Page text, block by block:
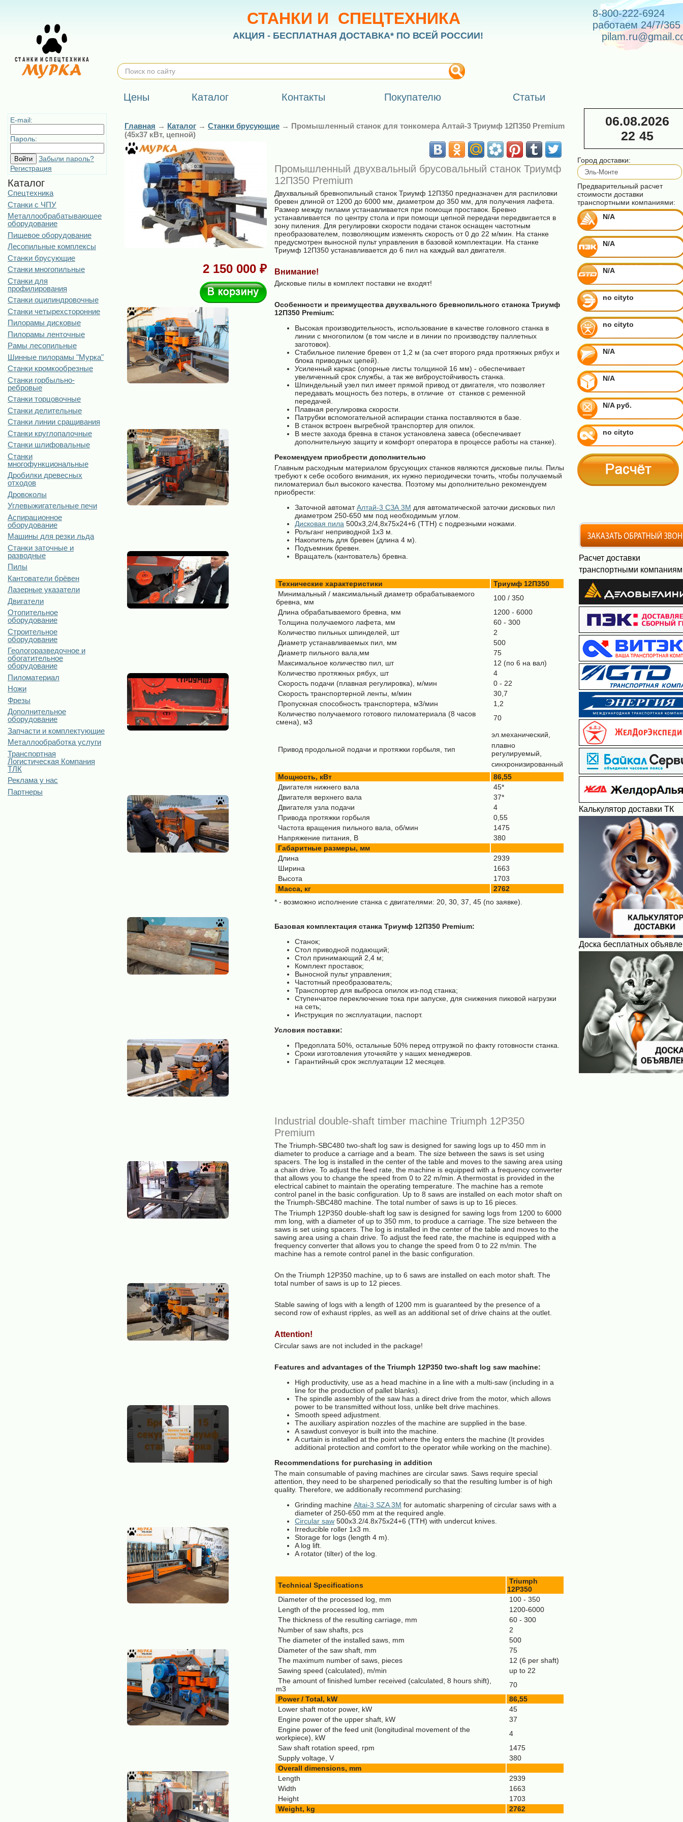
СТАНКИ И СПЕЦТЕХНИКА
АКЦИЯ - БЕСПЛАТНАЯ ДОСТАВКА* ПО ВСЕЙ РОССИИ!
8-800-222-6924
работаем 24/7/365
Цены Каталог Контакты Покупателю Статьи
E-mail:
Пароль:
Забыли пароль?
Регистрация
Каталог
Спецтехника
Станки с ЧПУ
Металлообрабатывающее
оборудование
Пищевое оборудование
Лесопильные комплексы
Станки брусующие
Станки многопильные
Станки для
профилирования
Станки оцилиндровочные
Станки четырехсторонние
Пилорамы дисковые
Пилорамы ленточные
Рамы лесопильные
Шинные пилорамы "Мурка"
Станки кромкообрезные
Станки горбыльно-
ребровые
Станки торцовочные
Станки делительные
Станки линии сращивания
Станки круглопалочные
Станки шлифовальные
Станки
многофункциональные
Дробилки древесных
отходов
Дровоколы
Углевыжигательные печи
Аспирационное
оборудование
Машины для резки льда
Станки заточные и
разводные
Пилы
Кантователи брёвен
Лазерные указатели
Двигатели
Отопительное
оборудование
Строительное
оборудование
Геологоразведочное и
обогатительное
оборудование
Пиломатериал
Ножи
Фрезы
Дополнительное
оборудование
Запчасти и комплектующие
Металлообработка услуги
Транспортная
Логистическая Компания
ТЛК
Реклама у нас
Партнеры
Главная → Каталог → Станки брусующие → Промышленный станок для тонкомера Алтай-3 Триумф 12П350 Premium
(45х37 кВт, цепной)
2 150 000 ₽
В корзину
Промышленный двухвальный брусовальный станок Триумф
12П350 Premium
Двухвальный бревнопильный станок Триумф 12П350 предназначен для распиловки
бревен длиной от 1200 до 6000 мм, диаметром до 350 мм, для получения лафета.
Размер между пилами устанавливается при помощи проставок. Бревно
устанавливается по центру стола и при помощи цепной передачи передвигается в
зону пиления. Для регулировки скорости подачи станок оснащен частотным
преобразователем, позволяющим изменять скорость от 0 до 22 м/мин. На станке
предусмотрен выносной пульт управления в базовой комплектации. На станке
Триумф 12П350 устанавливается до 6 пил на каждый вал двигателя.
Внимание!
Дисковые пилы в комплект поставки не входят!
Особенности и преимущества двухвального бревнопильного станока Триумф
12П350 Premium:
Высокая производительность, использование в качестве головного станка в
линии с многопилом (в том числе и в линии по производству паллетных
заготовок).
Стабильное пиление бревен от 1,2 м (за счет второго ряда протяжных рябух и
блока приводных цепей).
Усиленный каркас (опорные листы толщиной 16 мм) - обеспечивает
увеличенный срок службы, а так же виброустойчивость станка.
Шпиндельный узел пил имеет прямой привод от двигателя, что позволяет
передавать мощность без потерь, в отличие от станков с ременной
передачей.
Плавная регулировка скорости.
Патрубки вспомогательной аспирации станка поставляются в базе.
В станок встроен выгребной транспортер для опилок.
В месте захода бревна в станок установлена завеса (обеспечивает
дополнительную защиту и комфорт оператора в процессе работы на станке).
Рекомендуем приобрести дополнительно
Главным расходным материалом брусующих станков являются дисковые пилы. Пилы
требуют к себе особого внимания, их нужно периодически точить, чтобы получаемый
пиломатериал был высокого качества. Поэтому мы дополнительно рекомендуем
приобрести:
Заточной автоматАлтай-3 СЗА 3М для автоматической заточки дисковых пил
диаметром 250-650 мм под необходимым углом.
Дисковая пила 500х3,2/4,8х75х24+6 (ТТН) с подрезными ножами.
Рольганг неприводной 1х3 м.
Накопитель для бревен (длина 4 м).
Подъемник бревен.
Вращатель (кантователь) бревна.
Технические характеристики
Триумф 12П350
Минимальный / максимальный диаметр обрабатываемого
бревна, мм
100 / 350
Длина обрабатываемого бревна, мм
1200 - 6000
Толщина получаемого лафета, мм
60 - 300
Количество пильных шпинделей, шт
2
Диаметр устанавливаемых пил, мм
500
Диаметр пильного вала,мм
75
Максимальное количество пил, шт
12 (по 6 на вал)
Количество протяжных рябух, шт
4
Скорость подачи (плавная регулировка), м/мин
0 - 22
Скорость транспортерной ленты, м/мин
30,7
Пропускная способность транспортера, м3/мин
1,2
Количество получаемого готового пиломатериала (8 часов
смена), м3
70
Привод продольной подачи и протяжки горбыля, тип
эл.механический,
плавно
регулируемый,
синхронизированный
Мощность, кВт
86,55
Двигателя нижнего вала
45*
Двигателя верхнего вала
37*
Двигателя узла подачи
4
Привода протяжки горбыля
0,55
Частота вращения пильного вала, об/мин
1475
Напряжение питания, В
380
Габаритные размеры, мм
Длина
2939
Ширина
1663
Высота
1703
Масса, кг
2762
* - возможно исполнение станка с двигателями: 20, 30, 37, 45 (по заявке).
Базовая комплектация станка Триумф 12П350 Premium:
Станок;
Стол приводной подающий;
Стол принимающий 2,4 м;
Комплект проставок;
Выносной пульт управления;
Частотный преобразователь;
Транспортер для выброса опилок из-под станка;
Ступенчатое переключение тока при запуске, для снижения пиковой нагрузки
на сеть;
Инструкция по эксплуатации, паспорт.
Условия поставки:
Предоплата 50%, остальные 50% перед отгрузкой по факту готовности станка.
Сроки изготовления уточняйте у наших менеджеров.
Гарантийный срок эксплуатации 12 месяцев.
Industrial double-shaft timber machine Triumph 12P350
Premium
The Triumph-SBC480 two-shaft log saw is designed for sawing logs up to 450 mm in
diameter to produce a carriage and a beam. The size between the saws is set using
spacers. The log is installed in the center of the table and moves to the sawing area using
a chain drive. To adjust the feed rate, the machine is equipped with a frequency converter
that allows you to change the speed from 0 to 22 m/min. A thermostat is provided in the
electrical cabinet to maintain the operating temperature. The machine has a remote
control panel in the basic configuration. Up to 8 saws are installed on each motor shaft on
the Triumph-SBC480 machine. The total number of saws is up to 16 pieces.
The Triumph 12P350 double-shaft log saw is designed for sawing logs from 1200 to 6000
mm long, with a diameter of up to 350 mm, to produce a carriage. The size between the
saws is set using spacers. The log is installed in the center of the table and moves to the
sawing area using a chain drive. To adjust the feed rate, the machine is equipped with a
frequency converter that allows you to change the speed from 0 to 22 m/min. The
machine has a remote control panel in the basic configuration.
On the Triumph 12P350 machine, up to 6 saws are installed on each motor shaft. The
total number of saws is up to 12 pieces.
Stable sawing of logs with a length of 1200 mm is guaranteed by the presence of a
second row of exhaust ripples, as well as an additional set of drive chains at the outlet.
Attention!
Circular saws are not included in the package!
Features and advantages of the Triumph 12P350 two-shaft log saw machine:
High productivity, use as a head machine in a line with a multi-saw (including in a
line for the production of pallet blanks).
The spindle assembly of the saw has a direct drive from the motor, which allows
power to be transmitted without loss, unlike belt drive machines.
Smooth speed adjustment.
The auxiliary aspiration nozzles of the machine are supplied in the base.
A sawdust conveyor is built into the machine.
A curtain is installed at the point where the log enters the machine (It provides
additional protection and comfort to the operator while working on the machine).
Recommendations for purchasing in addition
The main consumable of paving machines are circular saws. Saws require special
attention, they need to be sharpened periodically so that the resulting lumber is of high
quality. Therefore, we additionally recommend purchasing:
Grinding machine Altai-3 SZA 3M for automatic sharpening of circular saws with a
diameter of 250-650 mm at the required angle.
Circular saw 500x3.2/4.8x75x24+6 (TTH) with undercut knives.
Irreducible roller 1x3 m.
Storage for logs (length 4 m).
A log lift.
A rotator (tilter) of the log.
Technical Specifications
Triumph
12P350
Diameter of the processed log, mm
100 - 350
Length of the processed log, mm
1200-6000
The thickness of the resulting carriage, mm
60 - 300
Number of saw shafts, pcs
2
The diameter of the installed saws, mm
500
Diameter of the saw shaft, mm
75
The maximum number of saws, pieces
12 (6 per shaft)
Sawing speed (calculated), m/min
up to 22
The amount of finished lumber received (calculated, 8 hours shift),
m3
70
Power / Total, kW
86,55
Lower shaft motor power, kW
45
Engine power of the upper shaft, kW
37
Engine power of the feed unit (longitudinal movement of the
workpiece), kW
4
Saw shaft rotation speed, rpm
1475
Supply voltage, V
380
Overall dimensions, mm
Length
2939
Width
1663
Height
1703
Weight, kg
2762
06.08.2026
22 45
Город доставки:
Предварительный расчет
стоимости доставки
транспортными компаниями:
N/A
N/A
N/A
no cityto
no cityto
N/A
N/A
N/A руб.
no cityto
Расчет доставки
транспортными
Калькулятор доставки ТК
Доска бесплатных